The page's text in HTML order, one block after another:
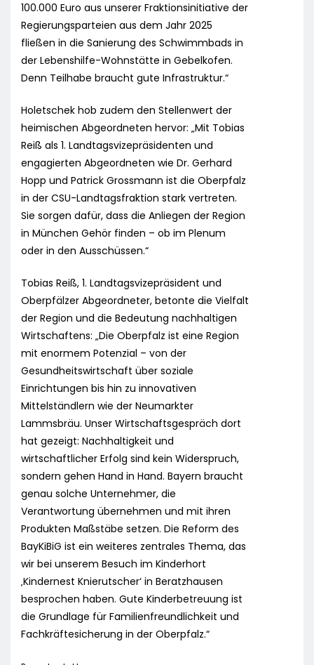
100.000 Euro aus unserer Fraktionsinitiative der
Regierungsparteien aus dem Jahr 2025
fließen in die Sanierung des Schwimmbads in
der Lebenshilfe-Wohnstätte in Gebelkofen.
Denn Teilhabe braucht gute Infrastruktur.“
Holetschek hob zudem den Stellenwert der
heimischen Abgeordneten hervor: „Mit Tobias
Reiß als 1. Landtagsvizepräsidenten und
engagierten Abgeordneten wie Dr. Gerhard
Hopp und Patrick Grossmann ist die Oberpfalz
in der CSU-Landtagsfraktion stark vertreten.
Sie sorgen dafür, dass die Anliegen der Region
in München Gehör finden – ob im Plenum
oder in den Ausschüssen.“
Tobias Reiß, 1. Landtagsvizepräsident und
Oberpfälzer Abgeordneter, betonte die Vielfalt
der Region und die Bedeutung nachhaltigen
Wirtschaftens: „Die Oberpfalz ist eine Region
mit enormem Potenzial – von der
Gesundheitswirtschaft über soziale
Einrichtungen bis hin zu innovativen
Mittelständlern wie der Neumarkter
Lammsbräu. Unser Wirtschaftsgespräch dort
hat gezeigt: Nachhaltigkeit und
wirtschaftlicher Erfolg sind kein Widerspruch,
sondern gehen Hand in Hand. Bayern braucht
genau solche Unternehmer, die
Verantwortung übernehmen und mit ihren
Produkten Maßstäbe setzen. Die Reform des
BayKiBiG ist ein weiteres zentrales Thema, das
wir bei unserem Besuch im Kinderhort
‚Kindernest Knierutscher‘ in Beratzhausen
besprochen haben. Gute Kinderbetreuung ist
die Grundlage für Familienfreundlichkeit und
Fachkräftesicherung in der Oberpfalz.“